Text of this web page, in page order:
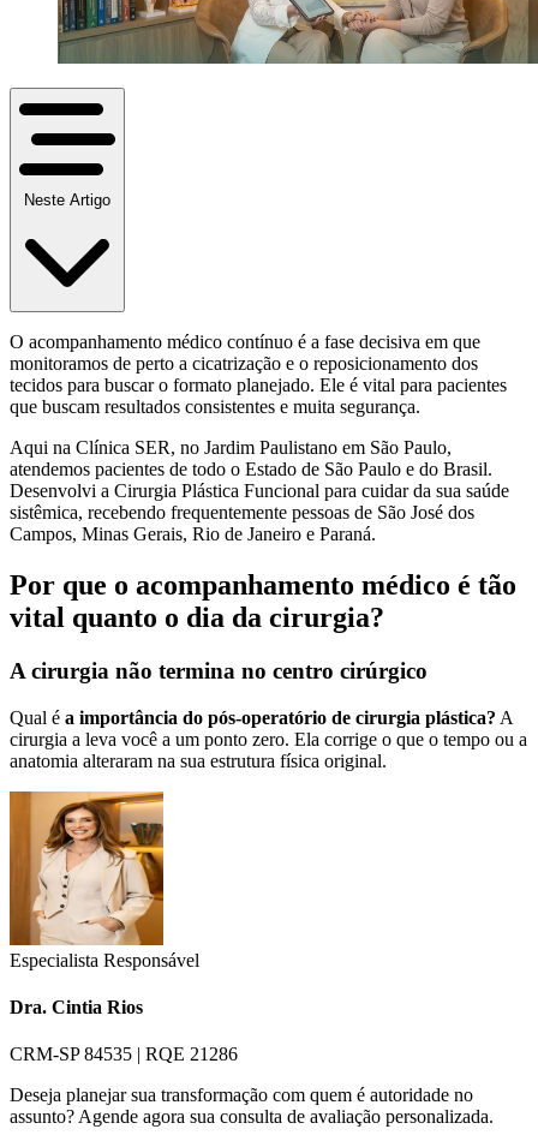
Neste Artigo
O acompanhamento médico contínuo é a fase decisiva em que
monitoramos de perto a cicatrização e o reposicionamento dos
tecidos para buscar o formato planejado. Ele é vital para pacientes
que buscam resultados consistentes e muita segurança.
Aqui na Clínica SER, no Jardim Paulistano em São Paulo,
atendemos pacientes de todo o Estado de São Paulo e do Brasil.
Desenvolvi a Cirurgia Plástica Funcional para cuidar da sua saúde
sistêmica, recebendo frequentemente pessoas de São José dos
Campos, Minas Gerais, Rio de Janeiro e Paraná.
Por que o acompanhamento médico é tão
vital quanto o dia da cirurgia?
A cirurgia não termina no centro cirúrgico
Qual é a importância do pós-operatório de cirurgia plástica? A
cirurgia a leva você a um ponto zero. Ela corrige o que o tempo ou a
anatomia alteraram na sua estrutura física original.
Especialista Responsável
Dra. Cintia Rios
CRM-SP 84535 | RQE 21286
Deseja planejar sua transformação com quem é autoridade no
assunto? Agende agora sua consulta de avaliação personalizada.